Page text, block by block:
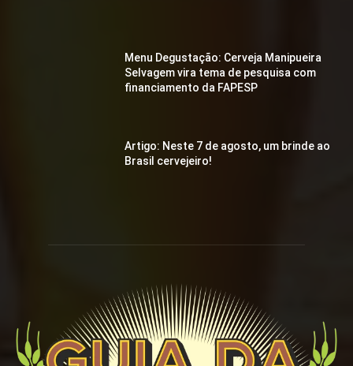
Menu Degustação: Cerveja Manipueira
Selvagem vira tema de pesquisa com
financiamento da FAPESP
Artigo: Neste 7 de agosto, um brinde ao
Brasil cervejeiro!